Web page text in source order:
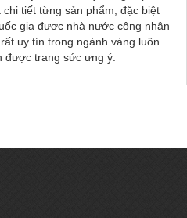
tiết từng sản phẩm, đặc biệt
gia được nhà nước công nhận
uy tín trong ngành vàng luôn
được trang sức ưng ý.